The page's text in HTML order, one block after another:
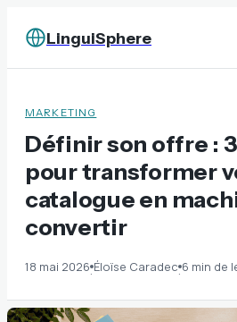
LinguiSphere
MARKETING
Définir son offre :
pour transformer
catalogue en
convertir
18 mai 2026·Éloïse Caradec·6 min de